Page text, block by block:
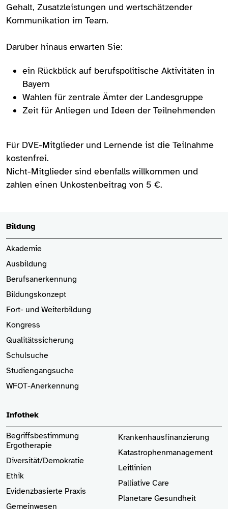
Gehalt, Zusatzleistungen und wertschätzender
Kommunikation im Team.
Darüber hinaus erwarten Sie:
ein Rückblick auf berufspolitische Aktivitäten in
Bayern
Wahlen für zentrale Ämter der Landesgruppe
Zeit für Anliegen und Ideen der Teilnehmenden
Für DVE-Mitglieder und Lernende ist die Teilnahme
kostenfrei.
Nicht-Mitglieder sind ebenfalls willkommen und
zahlen einen Unkostenbeitrag von 5 €.
Bildung
Akademie
Ausbildung
Berufsanerkennung
Bildungskonzept
Fort- und Weiterbildung
Kongress
Qualitätssicherung
Schulsuche
Studiengangsuche
WFOT-Anerkennung
Infothek
Begriffsbestimmung
Ergotherapie
Diversität/Demokratie
Ethik
Evidenzbasierte Praxis
Gemeinwesen
Krankenhaus­finanzierung
Katastrophenmanagement
Leitlinien
Palliative Care
Planetare Gesundheit